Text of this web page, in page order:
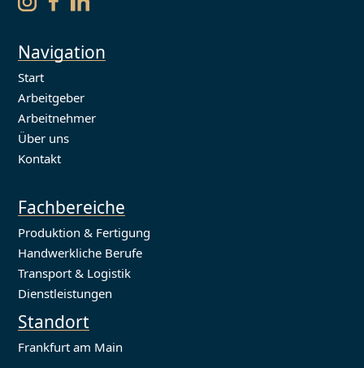
Navigation
Start
Arbeitgeber
Arbeitnehmer
Über uns
Kontakt
Fachbereiche
Produktion & Fertigung
Handwerkliche Berufe
Transport & Logistik
Dienstleistungen
Standort
Frankfurt am Main